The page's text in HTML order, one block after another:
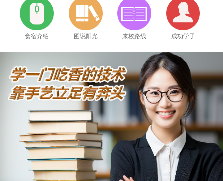
食宿介绍 图说阳光 来校路线 成功学子
2026年8月6号_广东_钟同学（133****2684）报名: 【手机维修培训班】